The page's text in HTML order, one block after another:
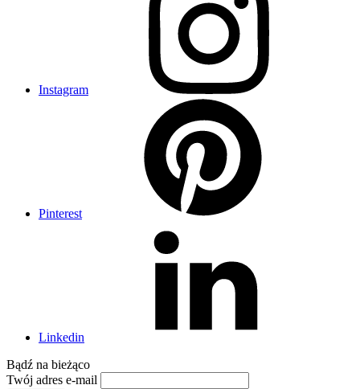
Instagram
Pinterest
Linkedin
Bądź na bieżąco
Twój adres e-mail